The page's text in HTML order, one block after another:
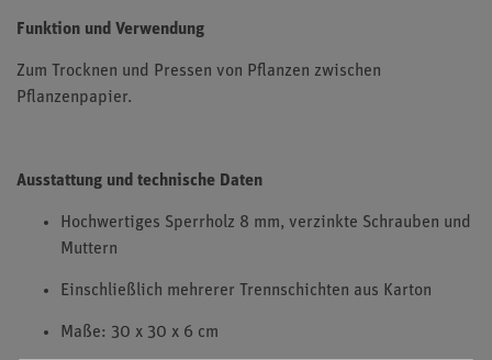
Funktion und Verwendung
Zum Trocknen und Pressen von Pflanzen zwischen
Pflanzenpapier.
Ausstattung und technische Daten
Hochwertiges Sperrholz 8 mm, verzinkte Schrauben und
Muttern
Einschließlich mehrerer Trennschichten aus Karton
Maße: 30 x 30 x 6 cm